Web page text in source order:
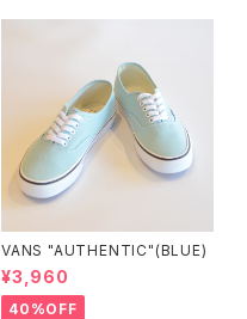
VANS "AUTHENTIC"(BLUE)
¥3,960
40%OFF